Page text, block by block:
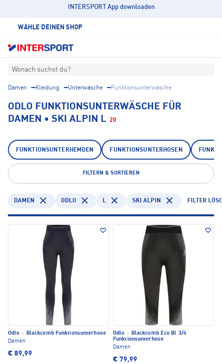
INTERSPORT App downloaden
WÄHLE DEINEN SHOP
Wonach suchst du?
Damen Kleidung Unterwäsche Funktionsunterwäsche
ODLO FUNKTIONSUNTERWÄSCHE FÜR
DAMEN • SKI ALPIN L 20
FUNKTIONSUNTERHEMDEN FUNKTIONSUNTERHOSEN
FILTERN & SORTIEREN
DAMEN ODLO L SKI ALPIN FILTER
Odlo ·
Blackcomb Funktionsunterhose
Damen
€ 89,99
Odlo ·
Blackcomb Eco Bl 3/4
Funktionsunterhose
Damen
€ 79,99